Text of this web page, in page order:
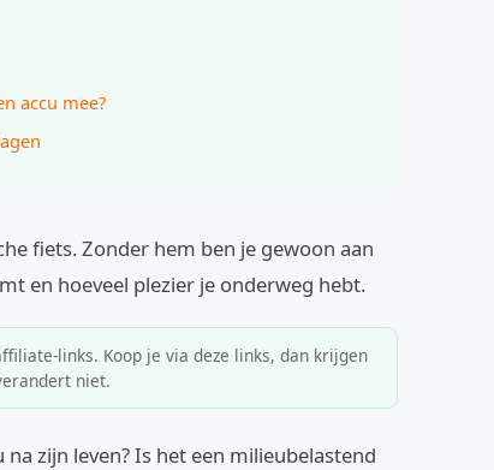
accu mee?
fiets. Zonder hem ben je gewoon aan
en hoeveel plezier je onderweg hebt.
links. Koop je via deze links, dan krijgen
niet.
zijn leven? Is het een milieubelastend